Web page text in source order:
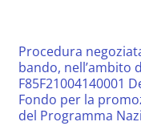
Procedura
bando, nell’ambito
F85F21004140001
Fondo per la
del Programma